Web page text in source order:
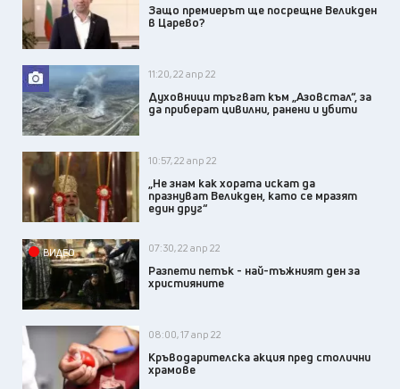
Защо премиерът ще посрещне Великден
в Царево?
11:20, 22 апр 22
Духовници тръгват към „Азовстал“, за
да приберат цивилни, ранени и убити
10:57, 22 апр 22
„Не знам как хората искат да
празнуват Великден, като се мразят
един друг“
ВИДЕО 07:30, 22 апр 22
Разпети петък - най-тъжният ден за
християните
08:00, 17 апр 22
Кръводарителска акция пред столични
храмове